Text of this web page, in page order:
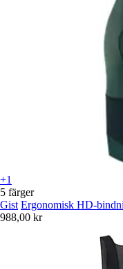
+1
5 färger
Gist Ergonomisk HD-
988,00 kr